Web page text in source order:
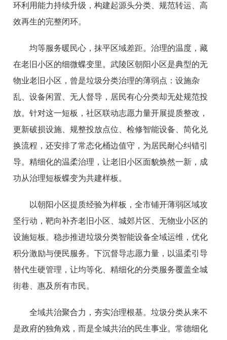
环利用能力持续升级，构建起源头分类、规范转运、高
效再生的完整闭环。
均等服务暖民心，抹平区域差距。治理的温度，藏
在老旧小区的细微蝶变里。武陵区朝阳小区是典型的无
物业老旧小区，曾是垃圾分类治理的薄弱点：设施杂
乱、设备闲置、无人督导，居民有心分类却无处规范投
放。针对这一短板，社区联动志愿力量开展提质整改，
更新破损设施、规整投放点位、检修智能设备、简化兑
换流程，还安排了常态化桶边值守，为居民耐心纠错引
导。精细化的温柔治理，让老旧小区面貌焕然一新，成
功从治理短板蝶变为共建样板。
以朝阳小区提质经验为样板，全市铺开薄弱区域攻
坚行动，靶向补齐老旧小区、城郊片区、无物业小区的
设施短板。稳步推进垃圾分类智能设备全域运维，优化
积分激励与便民服务。下沉督导志愿力量，以温柔引导
替代生硬管理，让均等化、精细化的分类服务覆盖全城
街巷、惠及所有市民。
全域共治聚合力，夯实治理根基。垃圾分类从来不
是政府的独角戏，而是全城共治的民生事业。常德细化